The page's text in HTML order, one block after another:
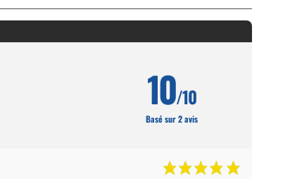
10/10
Basé sur 2 avis